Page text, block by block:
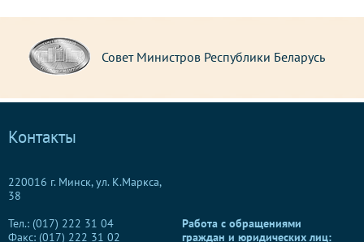
Совет Министров Республики Беларусь
Контакты
220016 г. Минск, ул. К.Маркса,
38
Тел.: (017) 222 31 04
Факс: (017) 222 31 02
Работа с обращениями
граждан и юридических лиц: